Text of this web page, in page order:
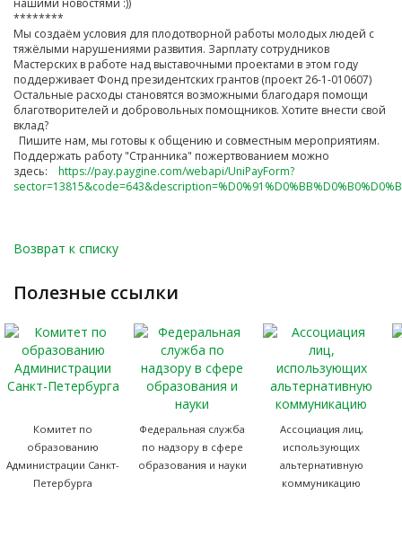
нашими новостями :))
********
Мы создаём условия для плодотворной работы молодых людей с
тяжёлыми нарушениями развития. Зарплату сотрудников
Мастерских в работе над выставочными проектами в этом году
поддерживает Фонд президентских грантов (проект 26-1-010607)
Остальные расходы становятся возможными благодаря помощи
благотворителей и добровольных помощников. Хотите внести свой
вклад?
Пишите нам, мы готовы к общению и совместным мероприятиям.
Поддержать работу "Странника" пожертвованием можно
здесь: https://pay.paygine.com/webapi/UniPayForm?
Возврат к списку
полезные ссылки
Комитет по
образованию
Администрации Санкт-
Петербурга
Федеральная служба
по надзору в сфере
образования и науки
Ассоциация лиц,
использующих
альтернативную
коммуникацию